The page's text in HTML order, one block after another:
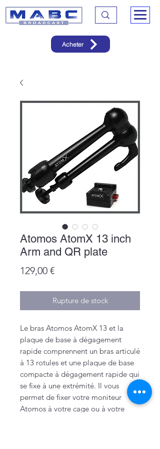
Acheter
Atomos AtomX 13 inch
Arm and QR plate
129,00 €Prix
Rupture de stock
Le bras Atomos AtomX 13 et la
plaque de base à dégagement
rapide comprennent un bras articulé
à 13 rotules et une plaque de base
compacte à dégagement rapide qui
se fixe à une extrémité. Il vous
permet de fixer votre moniteur
Atomos à votre cage ou à votre